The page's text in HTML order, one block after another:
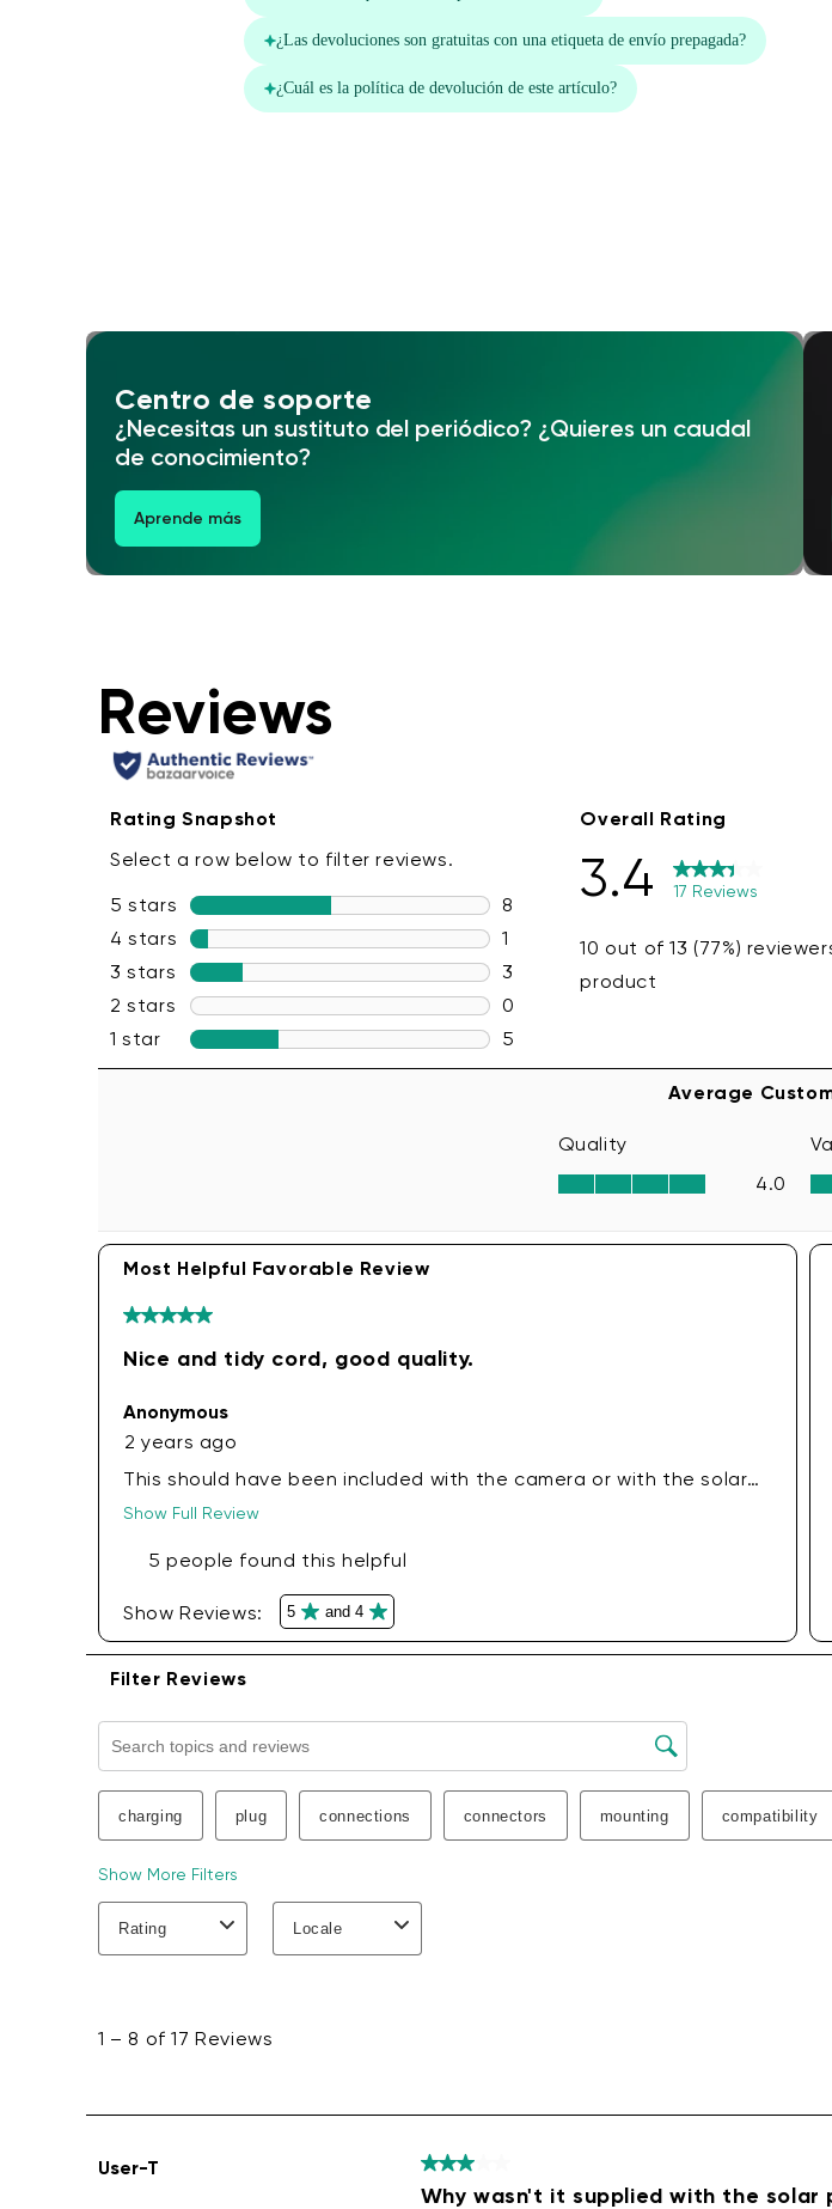
Centro de soporte
¿Necesitas un sustituto del periódico? ¿Quieres un caudal
de conocimiento?
Aprende más